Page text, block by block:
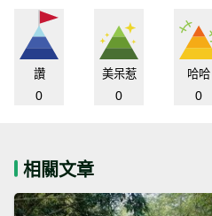
讚
0
美呆惹
0
哈哈
0
相關文章